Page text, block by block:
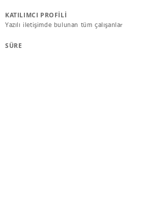
KATILIMCI PROFİLİ
Yazılı iletişimde bulunan tüm çalışanlar
SÜRE